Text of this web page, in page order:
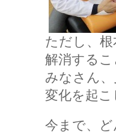
ただし、
解消する
みなさん
変化を起
今まで、